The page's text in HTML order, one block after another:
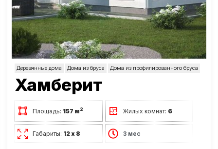
Деревянные дома Дома из бруса Дома из профилированного бруса
Хамберит
Площадь: 157 м2 Жилых комнат: 6
Габариты: 12 х 8 3 мес